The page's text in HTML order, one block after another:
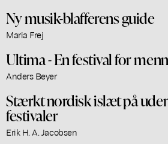
Ny musik-blafferens guide
Maria Frej
Ultima - En festival for
Anders Beyer
Stærkt nordisk islæt på
festivaler
Erik H. A. Jacobsen